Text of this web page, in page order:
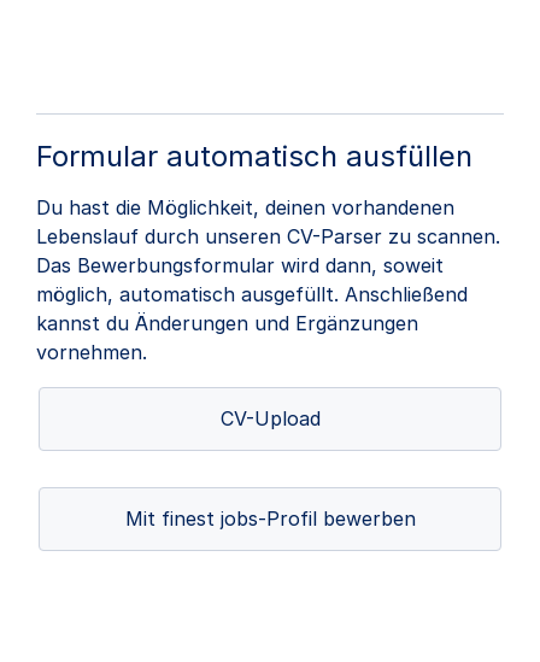
Formular automatisch ausfüllen
Du hast die Möglichkeit, deinen vorhandenen
Lebenslauf durch unseren CV-Parser zu scannen.
Das Bewerbungsformular wird dann, soweit
möglich, automatisch ausgefüllt. Anschließend
kannst du Änderungen und Ergänzungen
vornehmen.
CV-Upload
Mit finest jobs-Profil bewerben